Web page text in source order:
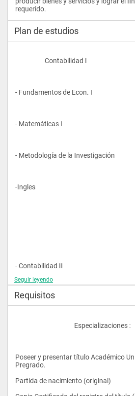
Plan de estudios
                    Contabilidad I
- Fundamentos de Econ. I
- Matemáticas I
- Metodología de la Investigación
-Ingles
- Contabilidad II
- Fundamentos de la Econ. II
- Matemáticas II
- Informática Aplicada
Seguir leyendo
Requisitos
					Especializaciones :
Poseer y presentar título Académico
Pregrado.
Partida de nacimiento (original)